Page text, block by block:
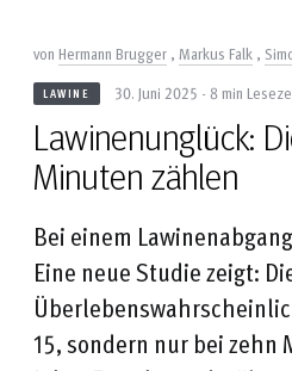
von Hermann Brugger,Markus Falk,
LAWINE 30. Juni 2025 - 8 min
Lawinenunglück:
Minuten zählen
Bei einem
Eine neue Studie zeigt:
15, sondern nur bei zehn